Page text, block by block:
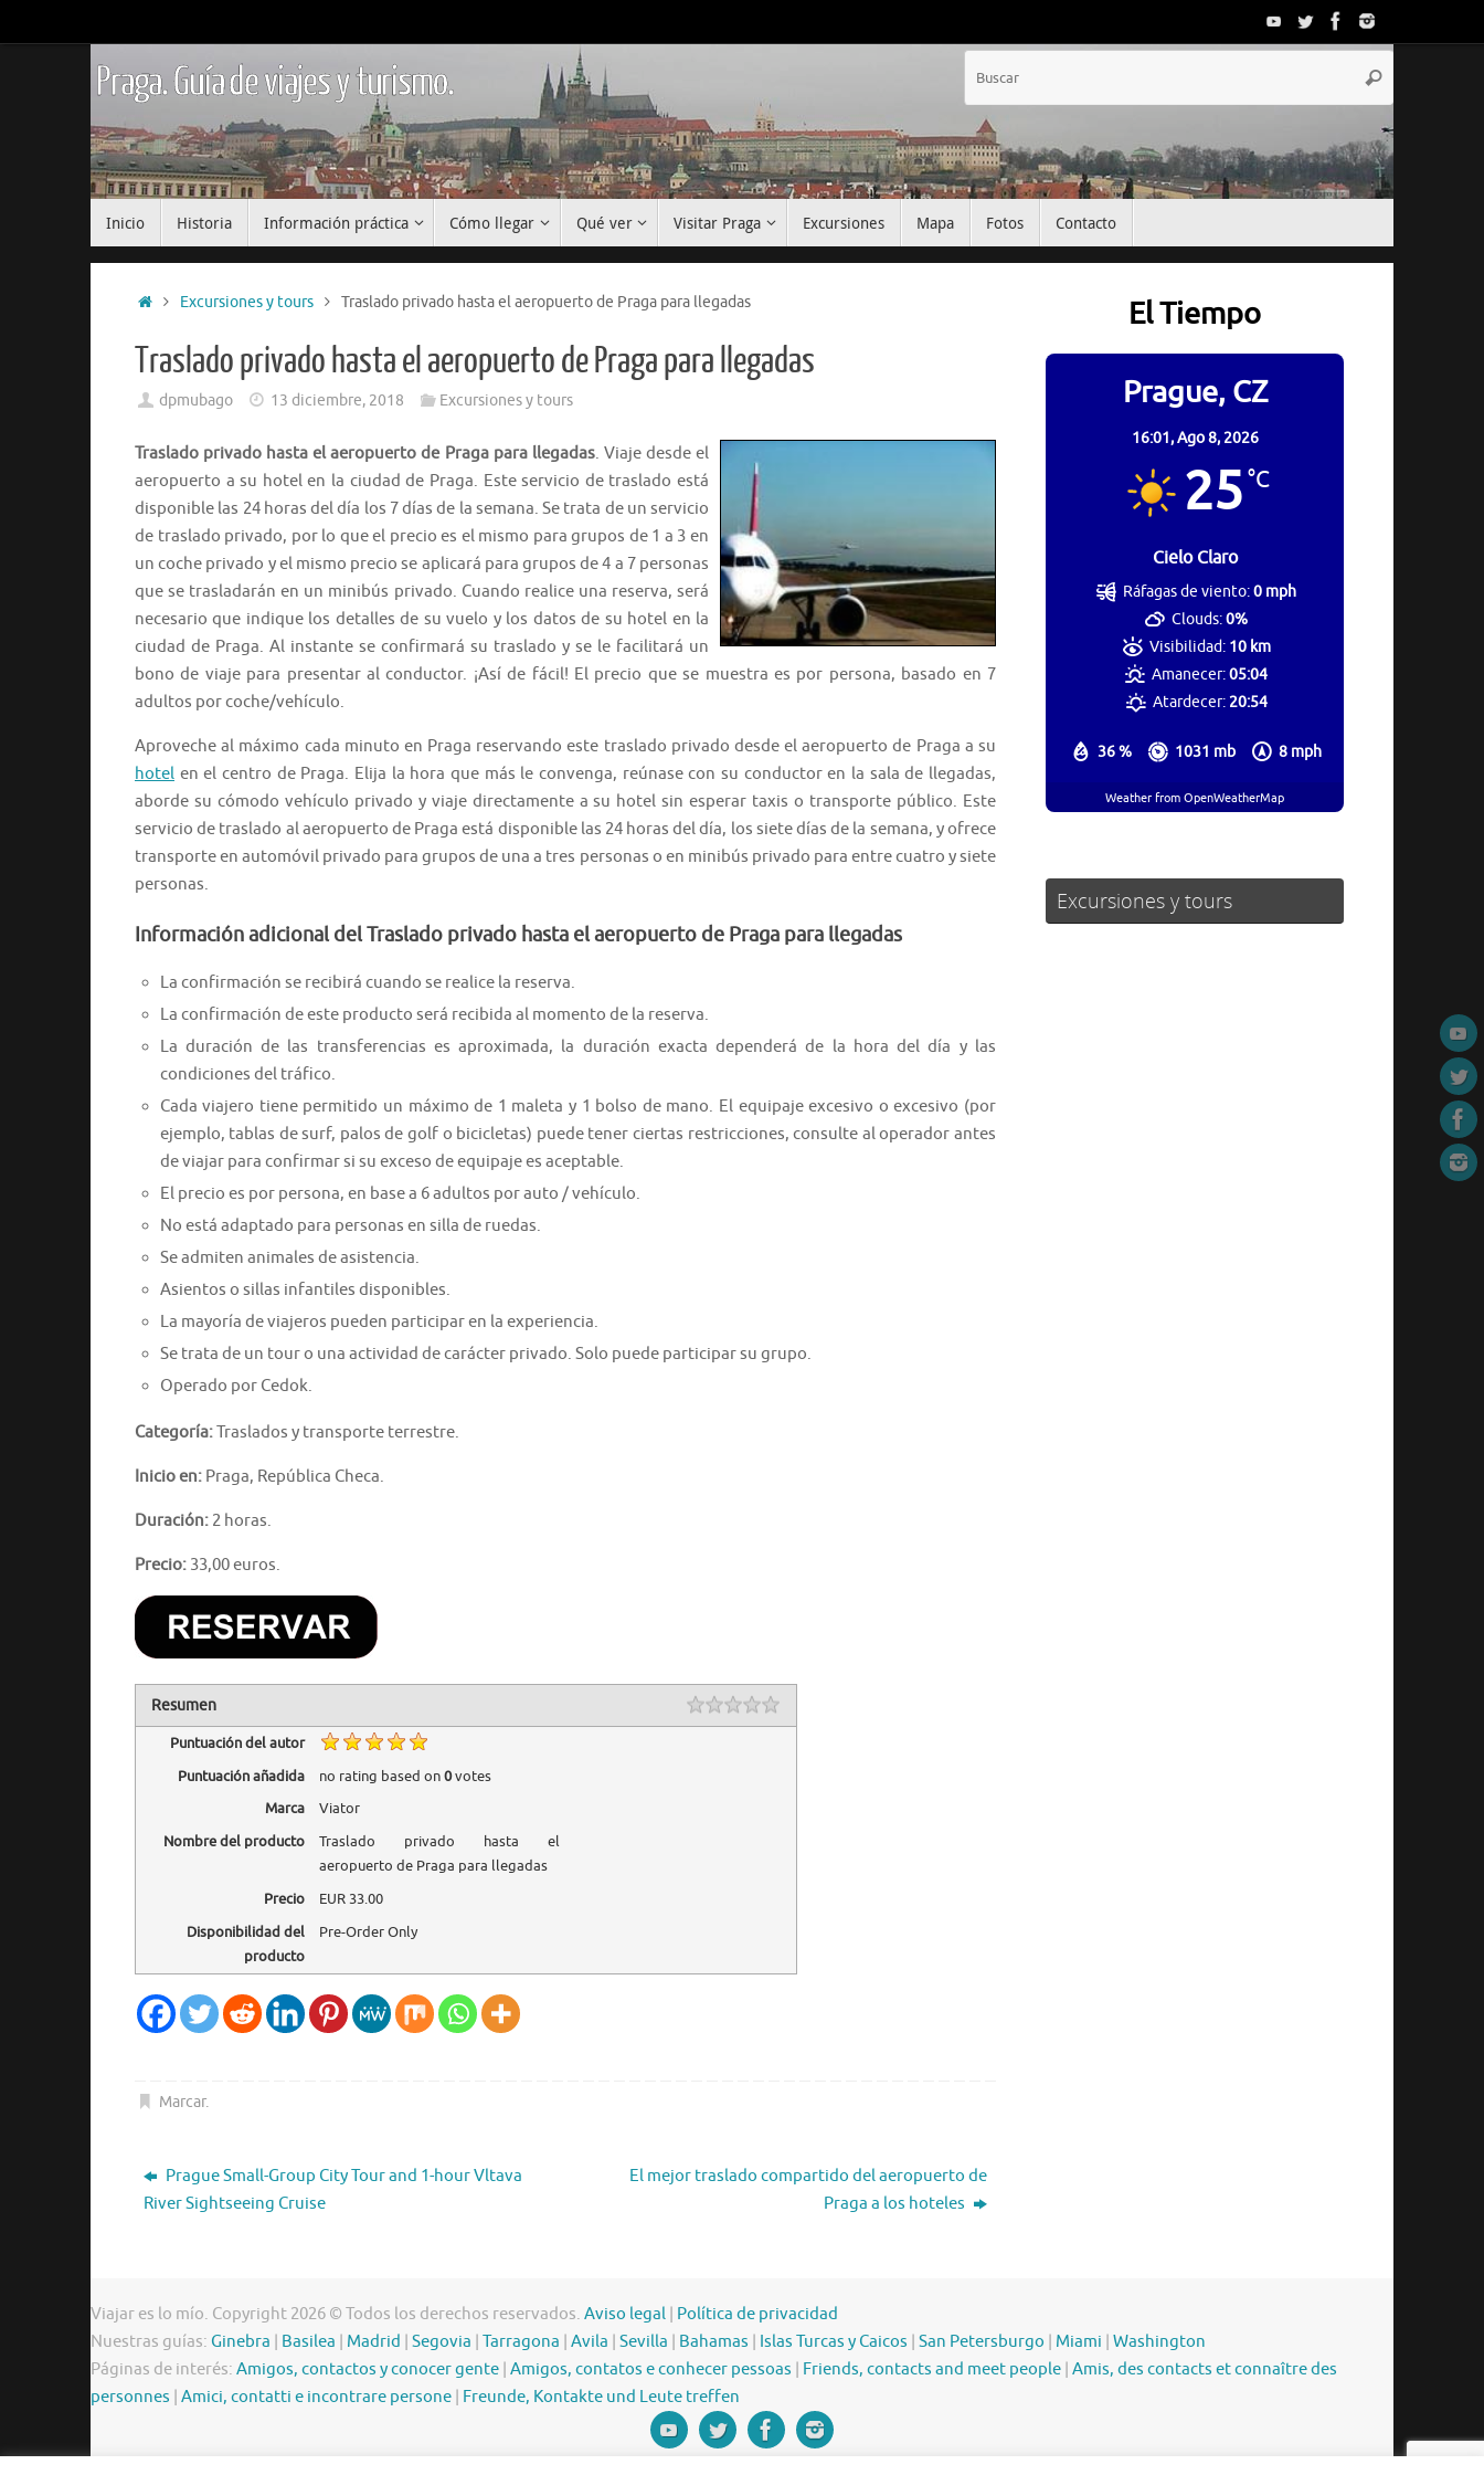
al
Praga. Guía de viajes y turismo. Buscar
Inicio Historia Información práctica Cómo llegar Qué ver Visitar Praga Excursiones Mapa Fotos Contacto
InicioExcursiones y tours Traslado privado hasta el aeropuerto de Praga para llegadas
Traslado privado hasta el aeropuerto de Praga para llegadas
dpmubago 13 diciembre, 2018 Excursiones y tours
Traslado privado hasta el aeropuerto de Praga para llegadas. Viaje desde el
aeropuerto a su hotel en la ciudad de Praga. Este servicio de traslado está
disponible las 24 horas del día los 7 días de la semana. Se trata de un servicio
de traslado privado, por lo que el precio es el mismo para grupos de 1 a 3 en
un coche privado y el mismo precio se aplicará para grupos de 4 a 7 personas
que se trasladarán en un minibús privado. Cuando realice una reserva, será
necesario que indique los detalles de su vuelo y los datos de su hotel en la
ciudad de Praga. Al instante se confirmará su traslado y se le facilitará un
bono de viaje para presentar al conductor. ¡Así de fácil! El precio que se muestra es por persona, basado en 7
adultos por coche/vehículo.
Aproveche al máximo cada minuto en Praga reservando este traslado privado desde el aeropuerto de Praga a su
hotel en el centro de Praga. Elija la hora que más le convenga, reúnase con su conductor en la sala de llegadas,
aborde su cómodo vehículo privado y viaje directamente a su hotel sin esperar taxis o transporte público. Este
servicio de traslado al aeropuerto de Praga está disponible las 24 horas del día, los siete días de la semana, y ofrece
transporte en automóvil privado para grupos de una a tres personas o en minibús privado para entre cuatro y siete
personas.
Información adicional del Traslado privado hasta el aeropuerto de Praga para llegadas
La confirmación se recibirá cuando se realice la reserva.
La confirmación de este producto será recibida al momento de la reserva.
La duración de las transferencias es aproximada, la duración exacta dependerá de la hora del día y las
condiciones del tráfico.
Cada viajero tiene permitido un máximo de 1 maleta y 1 bolso de mano. El equipaje excesivo o excesivo (por
ejemplo, tablas de surf, palos de golf o bicicletas) puede tener ciertas restricciones, consulte al operador antes
de viajar para confirmar si su exceso de equipaje es aceptable.
El precio es por persona, en base a 6 adultos por auto / vehículo.
No está adaptado para personas en silla de ruedas.
Se admiten animales de asistencia.
Asientos o sillas infantiles disponibles.
La mayoría de viajeros pueden participar en la experiencia.
Se trata de un tour o una actividad de carácter privado. Solo puede participar su grupo.
Operado por Cedok.
Categoría:Traslados y transporte terrestre.
Inicio en: Praga, República Checa.
Duración: 2 horas.
Precio: 33,00 euros.
Resumen
Puntuación del autor
Puntuación añadida
no rating based on0votes
Marca
Viator
Nombre del producto
Traslado privado hasta el
aeropuerto de Praga para llegadas
Precio
EUR33.00
Disponibilidad del
producto
Pre-Order Only
Marcar.
Prague Small-Group City Tour and 1-hour Vltava
River Sightseeing Cruise
El mejor traslado compartido del aeropuerto de
Praga a los hoteles
El Tiempo
Prague, CZ
16:01,Ago 8, 2026
25°C
Cielo Claro
36 % 1031 mb 8 mph
Ráfagas de viento:0 mph
Clouds:0%
Visibilidad: 10 km
Amanecer:05:04
Atardecer:20:54
Weather from OpenWeatherMap
Excursiones y tours
Viajar es lo mío. Copyright 2026 © Todos los derechos reservados. Aviso legal Política de privacidad
Nuestras guías: Ginebra Basilea Madrid Segovia Tarragona Avila Sevilla Bahamas Islas Turcas y Caicos San Petersburgo Miami Washington
Páginas de interés: Amigos, contactos y conocer gente Amigos, contatos e conhecer pessoas Friends, contacts and meet people Amis, des contacts et connaître des
personnes Amici, contatti e incontrare persone Freunde, Kontakte und Leute treffen